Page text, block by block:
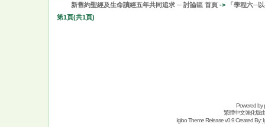
新舊約聖經及生命讀經五年共同追求 ─ 討論區 首頁->
「學程六─
第1頁(共1頁)
Powered by
繁體中文強化版
Igloo Theme Release v0.9 Created By: